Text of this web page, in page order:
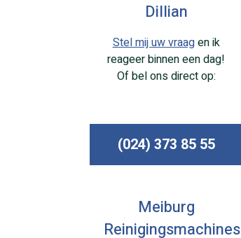
Dillian
Stel mij uw vraagen ik
reageer binnen een dag!
Of bel ons direct op:
(024) 373 85 55
Meiburg
Reinigingsmachines